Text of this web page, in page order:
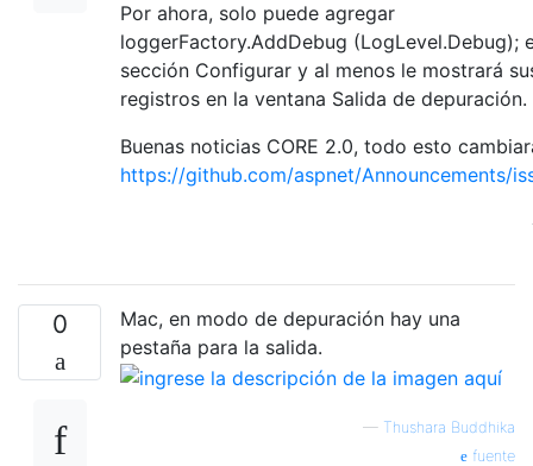
Por ahora, solo puede agregar
loggerFactory.AddDebug (LogLevel.Debug);
sección Configurar y al menos le mostrará
registros en la ventana Salida de depuración.
Buenas noticias CORE 2.0, todo esto
https://github.com/aspnet/Announcements/
0
Mac, en modo de depuración hay una
pestaña para la salida.
— Thushara Buddhika
fuente